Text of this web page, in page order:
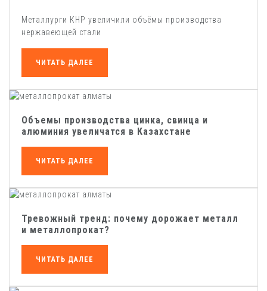
Металлурги КНР увеличили объёмы производства
нержавеющей стали
ЧИТАТЬ ДАЛЕЕ
Объемы производства цинка, свинца и
алюминия увеличатся в Казахстане
ЧИТАТЬ ДАЛЕЕ
Тревожный тренд: почему дорожает металл
и металлопрокат?
ЧИТАТЬ ДАЛЕЕ